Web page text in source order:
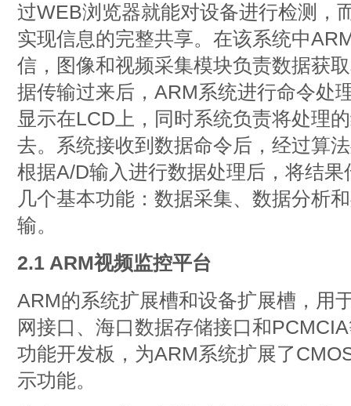
过WEB浏览器就能对设备进行检测，
实现信息的完整共享。在该系统中
信，图像和视频采集模块负责数据获
据传输过来后，ARM系统进行命令处
显示在LCD上，同时系统负责将处理
去。系统接收到数据命令后，经过算
根据A/D输入进行数据处理后，将结
几个基本功能：数据采集、数据分析
输。
2.1 ARM视频监控平台
ARM的系统扩展槽和设备扩展槽，用
网接口、海口数据存储接口和
功能开发板，为ARM系统扩展了
示功能。